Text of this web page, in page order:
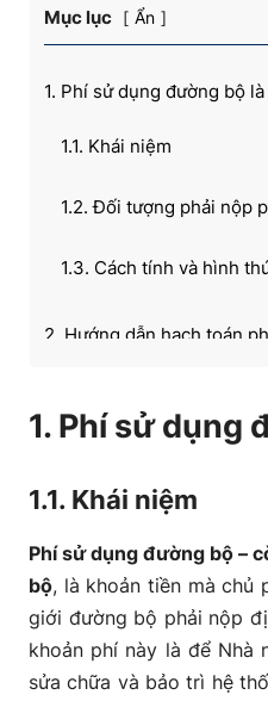
Mục lục Ẩn
1. Phí sử dụng đường bộ là
1.1. Khái niệm
1.2. Đối tượng phải nộp
1.3. Cách tính và hình
2. Hướng dẫn hạch toán
2.2. Cách hạch toán phí
2.3. Trình bày phí sử
tài chính
3. Một số vấn đề cần lưu
đường bộ
1. Phí sử dụng
1.1. Khái niệm
Phí sử dụng đường bộ –
bộ, là khoản tiền mà chủ
giới đường bộ phải nộp
khoản phí này là để Nhà
sửa chữa và bảo trì hệ